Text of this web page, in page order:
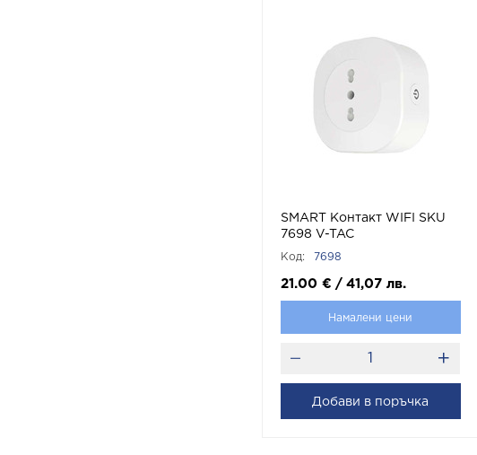
SMART Контакт WIFI SKU
7698 V-TAC
Код: 7698
21.00 € / 41,07 лв.
Намалени цени
Добави в поръчка